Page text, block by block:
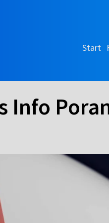
Start
Info